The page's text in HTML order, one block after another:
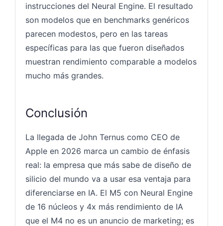
instrucciones del Neural Engine. El resultado
son modelos que en benchmarks genéricos
parecen modestos, pero en las tareas
específicas para las que fueron diseñados
muestran rendimiento comparable a modelos
mucho más grandes.
Conclusión
La llegada de John Ternus como CEO de
Apple en 2026 marca un cambio de énfasis
real: la empresa que más sabe de diseño de
silicio del mundo va a usar esa ventaja para
diferenciarse en IA. El M5 con Neural Engine
de 16 núcleos y 4x más rendimiento de IA
que el M4 no es un anuncio de marketing; es